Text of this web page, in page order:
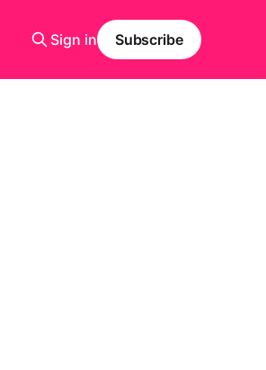
Sign in Subscribe